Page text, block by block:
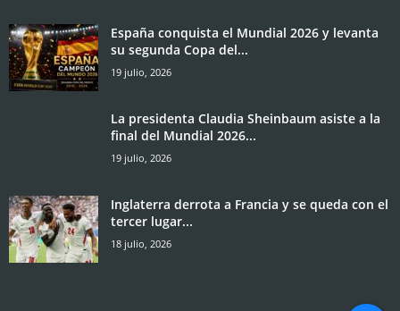
España conquista el Mundial 2026 y levanta
su segunda Copa del...
19 julio, 2026
La presidenta Claudia Sheinbaum asiste a la
final del Mundial 2026...
19 julio, 2026
Inglaterra derrota a Francia y se queda con el
tercer lugar...
18 julio, 2026